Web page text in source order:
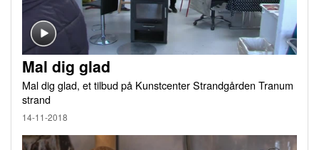
Mal dig glad
Mal dig glad, et tilbud på Kunstcenter Strandgården Tranum
strand
14-11-2018